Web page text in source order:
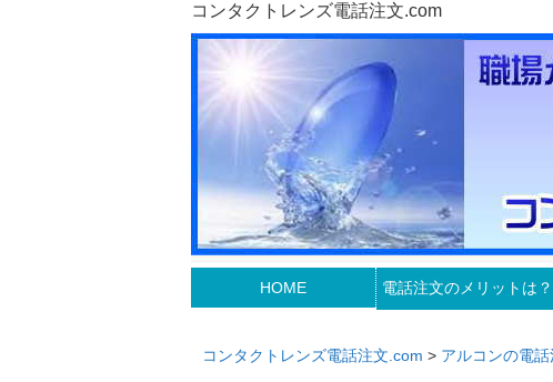
コンタクトレンズ電話注文.com
HOME 電話注文のメリットは？
コンタクトレンズ電話注文.com > アルコンの電話